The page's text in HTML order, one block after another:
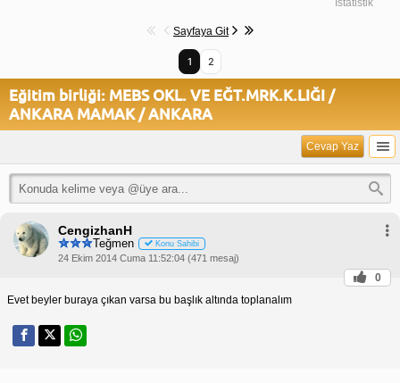
Sayfaya Git
1 2
Eğitim birliği: MEBS OKL. VE EĞT.MRK.K.LIĞI /
ANKARA MAMAK / ANKARA
Cevap Yaz
CengizhanH
Teğmen Konu Sahibi
24 Ekim 2014 Cuma 11:52:04 (471 mesaj)
0
Evet beyler buraya çıkan varsa bu başlık altında toplanalım